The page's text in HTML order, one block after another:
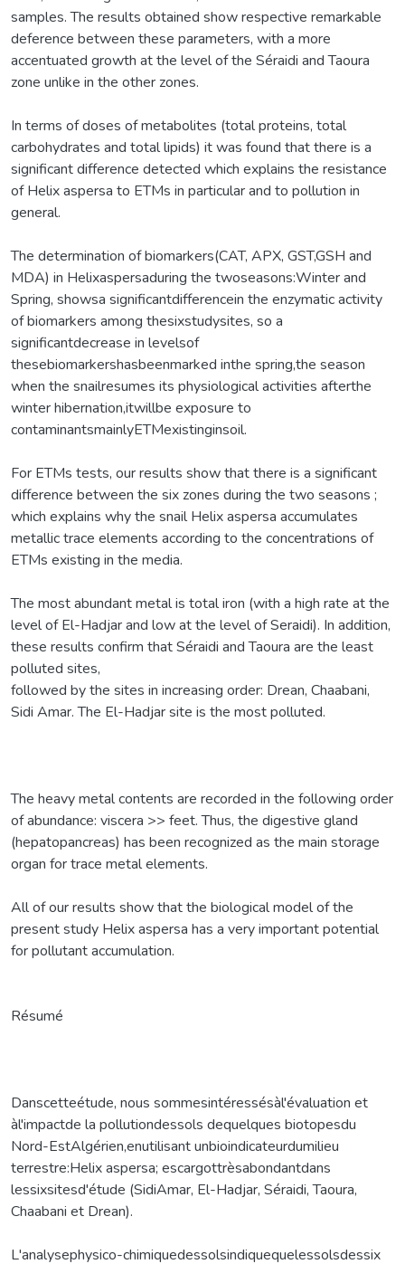
samples. The results obtained show respective remarkable
deference between these parameters, with a more
accentuated growth at the level of the Séraidi and Taoura
zone unlike in the other zones.
In terms of doses of metabolites (total proteins, total
carbohydrates and total lipids) it was found that there is a
significant difference detected which explains the resistance
of Helix aspersa to ETMs in particular and to pollution in
general.
The determination of biomarkers(CAT, APX, GST,GSH and
MDA) in Helixaspersaduring the twoseasons:Winter and
Spring, showsa significantdifferencein the enzymatic activity
of biomarkers among thesixstudysites, so a
significantdecrease in levelsof
thesebiomarkershasbeenmarked inthe spring,the season
when the snailresumes its physiological activities afterthe
winter hibernation,itwillbe exposure to
contaminantsmainlyETMexistinginsoil.
For ETMs tests, our results show that there is a significant
difference between the six zones during the two seasons ;
which explains why the snail Helix aspersa accumulates
metallic trace elements according to the concentrations of
ETMs existing in the media.
The most abundant metal is total iron (with a high rate at the
level of El-Hadjar and low at the level of Seraidi). In addition,
these results confirm that Séraidi and Taoura are the least
polluted sites,
followed by the sites in increasing order: Drean, Chaabani,
Sidi Amar. The El-Hadjar site is the most polluted.
The heavy metal contents are recorded in the following order
of abundance: viscera >> feet. Thus, the digestive gland
(hepatopancreas) has been recognized as the main storage
organ for trace metal elements.
All of our results show that the biological model of the
present study Helix aspersa has a very important potential
for pollutant accumulation.
Résumé
Danscetteétude, nous sommesintéressésàl'évaluation et
àl'impactde la pollutiondessols dequelques biotopesdu
Nord-EstAlgérien,enutilisant unbioindicateurdumilieu
terrestre:Helix aspersa; escargottrèsabondantdans
lessixsitesd'étude (SidiAmar, El-Hadjar, Séraidi, Taoura,
Chaabani et Drean).
L'analysephysico-chimiquedessolsindiquequelessolsdessix